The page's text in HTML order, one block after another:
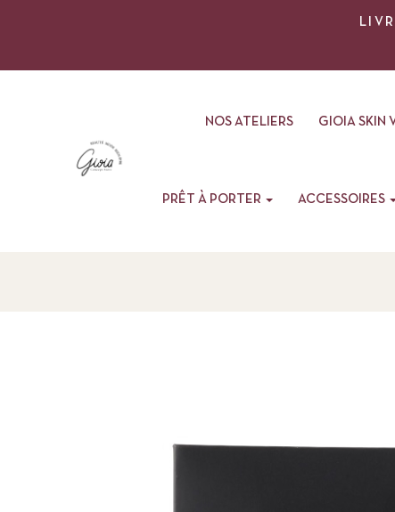
NOS ATELIERS GIOIA SKIN
PRÊT À PORTER ACCESSOIRES